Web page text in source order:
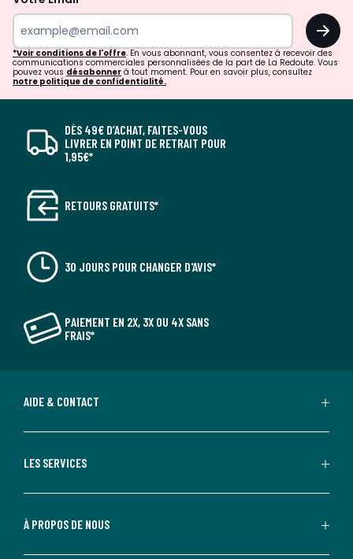
OK
*Voir conditions de l'offre. En vous abonnant, vous consentez à recevoir des
communications commerciales personnalisées de la part de La Redoute. Vous
pouvez vous désabonner à tout moment. Pour en savoir plus, consultez
notre politique de confidentialité.
DÈS 49€ D’ACHAT, FAITES-VOUS
LIVRER EN POINT DE RETRAIT POUR
1,95€*
RETOURS GRATUITS*
30 JOURS POUR CHANGER D'AVIS*
PAIEMENT EN 2X, 3X OU 4X SANS
FRAIS*
AIDE & CONTACT
LES SERVICES
À PROPOS DE NOUS